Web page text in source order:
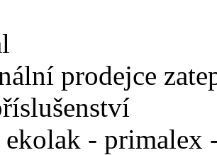
prodejce
- primalex